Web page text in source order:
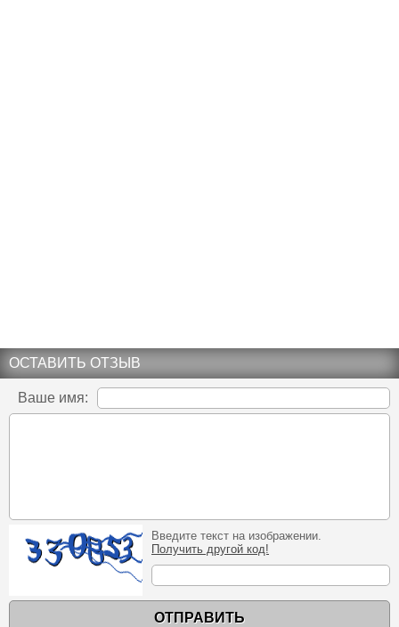
ОСТАВИТЬ ОТЗЫВ
Ваше имя:
Введите текст на изображении.
Получить другой код!
ОТПРАВИТЬ